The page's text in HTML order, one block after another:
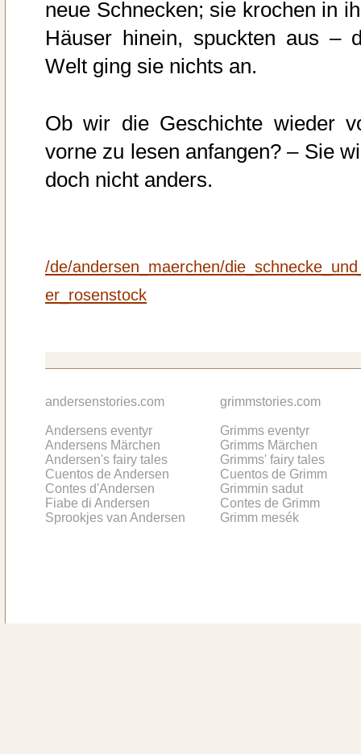
neue Schnecken; sie krochen in
Häuser hinein, spuckten aus –
Welt ging sie nichts an.
Ob wir die Geschichte wieder
vorne zu lesen anfangen? – Sie
doch nicht anders.
/de/andersen_maerchen/
er_rosenstock
andersenstories.com
Andersens eventyr
Andersens Märchen
Andersen's fairy tales
Cuentos de Andersen
Contes d'Andersen
Fiabe di Andersen
Sprookjes van Andersen
grimmstories.com
Grimms eventyr
Grimms Märchen
Grimms' fairy tales
Cuentos de Grimm
Grimmin sadut
Contes de Grimm
Grimm mesék